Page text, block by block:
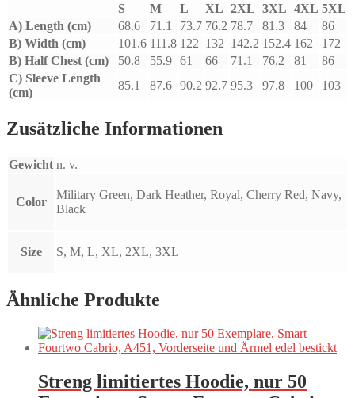
S M L XL 2XL 3XL 4XL 5XL
A) Length (cm)
68.6 71.1 73.7 76.2 78.7 81.3 84
86
B) Width (cm)
101.6 111.8 122 132 142.2 152.4 162
172
B) Half Chest (cm)
50.8 55.9 61 66 71.1 76.2 81
86
C) Sleeve Length
(cm)
85.1 87.6 90.2 92.7 95.3 97.8 100 103
Zusätzliche Informationen
Gewicht n. v.
Color
Military Green, Dark Heather, Royal, Cherry Red, Navy,
Black
Size S, M, L, XL, 2XL, 3XL
Ähnliche Produkte
Streng limitiertes Hoodie, nur 50